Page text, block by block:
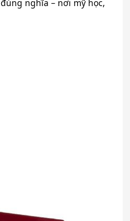
đúng nghĩa – nơi mỹ học,